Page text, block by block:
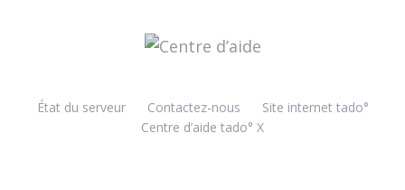
État du serveur Contactez-nous
Site internet tado°
Centre d’aide tado° X